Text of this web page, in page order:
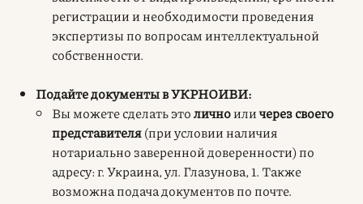
регистрации и необходимости проведения
экспертизы по вопросам интеллектуальной
собственности.
Подайте документы в УКРНОИВИ:
Вы можете сделать этоличноиличерез своего
представителя(при условии наличия
нотариально заверенной доверенности) по
адресу: г. Украина, ул. Глазунова, 1. Также
возможна подача документов по почте.